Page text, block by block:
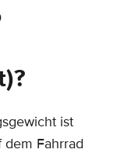
ist
Fahrrad